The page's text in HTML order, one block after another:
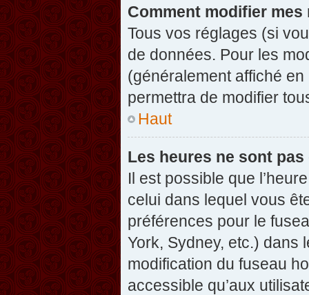
Comment modifier mes
Tous vos réglages (si
de données. Pour les
(généralement affiché
permettra de modifier
Haut
Les heures ne sont
Il est possible que
celui dans lequel vous
préférences pour le
York, Sydney, etc.) dans
modification du fuseau
accessible qu’aux